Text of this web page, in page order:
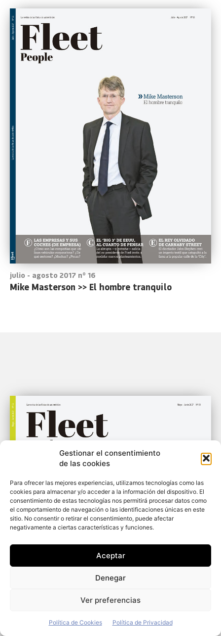
Gestionar el consentimiento
de las cookies
Para ofrecer las mejores experiencias, utilizamos tecnologías como las
cookies para almacenar y/o acceder a la información del dispositivo. El
consentimiento de estas tecnologías nos permitirá procesar datos como
el comportamiento de navegación o las identificaciones únicas en este
sitio. No consentir o retirar el consentimiento, puede afectar
negativamente a ciertas características y funciones.
Aceptar
Denegar
Ver preferencias
Política de Cookies Política de Privacidad
julio - agosto 2017 nº 16
Mike Masterson >> El hombre tranquilo